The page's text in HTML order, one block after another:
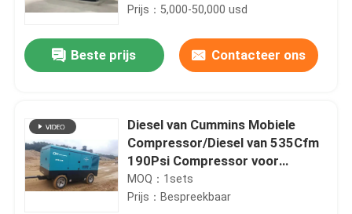
medicijnen en apotheken
Prijs：5,000-50,000 usd
Beste prijs Contacteer ons
Diesel van Cummins Mobiele
Compressor/Diesel van 535Cfm
190Psi Compressor voor
Zandstralen
MOQ：1sets
Prijs：Bespreekbaar